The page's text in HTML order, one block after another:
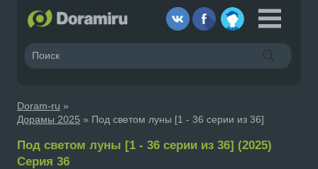
Doram-ru »
Дорамы 2025 » Под светом луны [1 - 36 серии из 36]
Под светом луны [1 - 36 серии из 36] (2025)
Серия 36